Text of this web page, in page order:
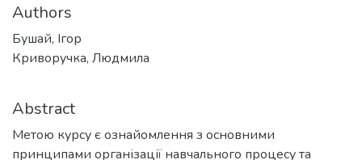
Authors
Бушай, Ігор
Криворучка, Людмила
Abstract
Метою курсу є ознайомлення з основними
принципами організації навчального процесу та